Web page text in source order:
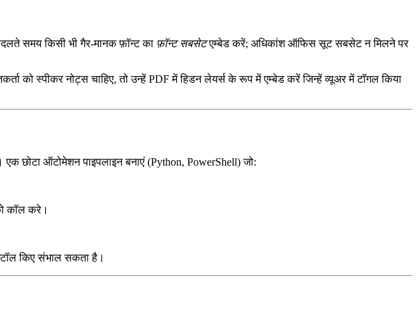
समय किसी भी गैर‑मानक फ़ॉन्ट का फ़ॉन्ट सबसेटएम्बेड करें; अधिकांश ऑफिस सूट सबसेट न मिलने पर
को स्पीकर नोट्स चाहिए, तो उन्हें PDF में हिडन लेयर्स के रूप में एम्बेड करें जिन्हें व्यूअर में टॉगल किया
एक छोटा ऑटोमेशन पाइपलाइन बनाएं (Python, PowerShell) जो:
कॉल करे।
किए संभाल सकता है।